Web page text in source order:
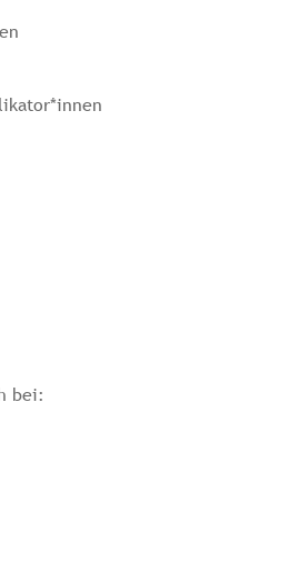
bei: